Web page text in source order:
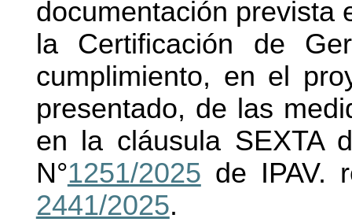
documentación prevista
la Certificación de
cumplimiento, en el
presentado, de las
en la cláusula SEXTA
N°1251/2025 de IPAV.
2441/2025.